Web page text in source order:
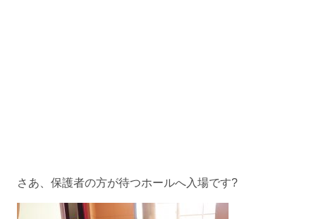
さあ、保護者の方が待つホールへ入場です?